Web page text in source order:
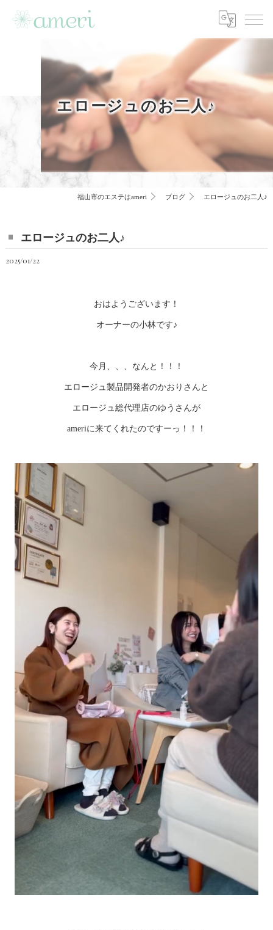
エロージュのお二人♪
福山市のエステはameri ブログ エロージュのお二人♪
エロージュのお二人♪
2025/01/22
おはようございます！
オーナーの小林です♪
今月、、、なんと！！！
エロージュ製品開発者のかおりさんと
エロージュ総代理店のゆうさんが
ameriに来てくれたのですーっ！！！